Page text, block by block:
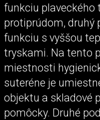
funkciu plaveckého
protiprúdom, druhý
funkciu s vyššou
tryskami. Na tento
miestnosti
suteréne je
objektu a skladové
pomôcky. Druhé